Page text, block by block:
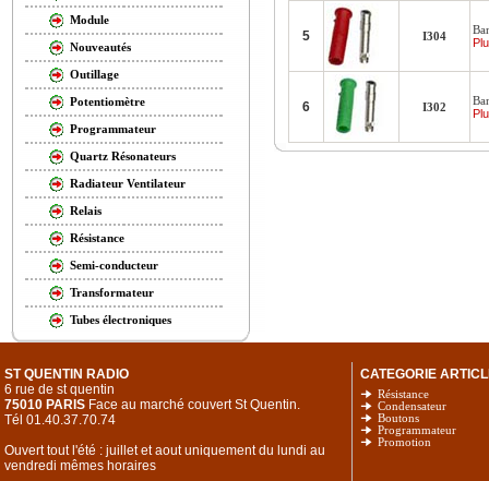
Module
Nouveautés
Outillage
Potentiomètre
Programmateur
Quartz Résonateurs
Radiateur Ventilateur
Relais
Résistance
Semi-conducteur
Transformateur
Tubes électroniques
5 I304
6 I302
ST QUENTIN RADIO
6 rue de st quentin
75010 PARIS Face au marché couvert St Quentin.
Tél 01.40.37.70.74
Ouvert tout l'été : juillet et aout uniquement du lundi au
vendredi mêmes horaires
CATEGORIE
Résistance
Condensateur
Boutons
Programmateur
Promotion